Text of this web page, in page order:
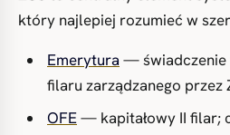
który najlepiej rozumieć w
Emerytura — świadczenie
filaru zarządzanego przez
OFE— kapitałowy II filar;